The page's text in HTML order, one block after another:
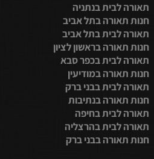
תאורה לבית בנתניה
חנות תאורה בתל אביב
תאורה לבית בתל אביב
חנות תאורה בראשון לציון
תאורה לבית בכפר סבא
חנות תאורה במודיעין
תאורה לבית בבני ברק
חנות תאורה בנתיבות
תאורה לבית בחיפה
תאורה לבית בהרצליה
חנות תאורה בבני ברק